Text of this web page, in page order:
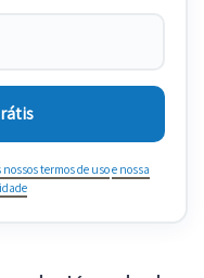
nossos termos de usoe nossa